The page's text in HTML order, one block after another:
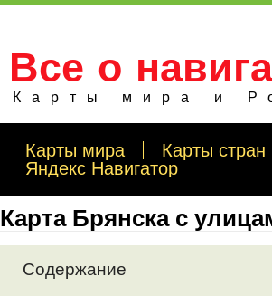
Все о
Карты мира и
Карты мира Карты стран
Яндекс Навигатор
Карта Брянска с
Содержание